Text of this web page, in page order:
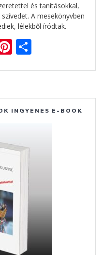
és tanításokkal,
A mesekönyvben
lélekből íródtak.
Pi
nt
er
e
st
za
m
e
INGYENES E-BOOK